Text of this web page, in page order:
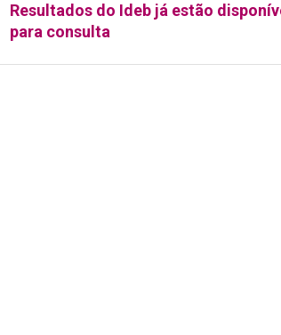
Resultados do Ideb já estão
para consulta